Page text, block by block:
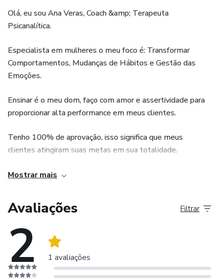
Olá, eu sou Ana Veras, Coach &amp; Terapeuta
Psicanalítica.
Especialista em mulheres o meu foco é: Transformar
Comportamentos, Mudanças de Hábitos e Gestão das
Emoções.
Ensinar é o meu dom, faço com amor e assertividade para
proporcionar alta performance em meus clientes.
Tenho 100% de aprovação, isso significa que meus
clientes atingiram suas metas em sua totalidade.
Pensando em escalar os meus ensinamentos, aqui ofereço
Venha fazer parte do meu time de vencedores!
Mostrar mais
Avaliações
2 1 avaliações
Filtrar